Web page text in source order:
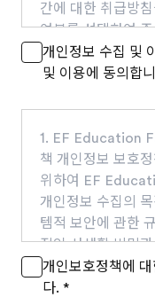
간에 대한 취급방
여부를 선택하여 주시기
-------------- 1. 수집하
목 : 성명, 이메일
어학연수 계획, 정
: IP Address, 서비스 이
-------------- 2. 개인
이름 : 서비스 이용
- 이메일 주소, 휴대
고지사항 전달, 본
소통 경로의 확보,
이벤트 정보 등 최
품배송 시 정확한
개인정보 수집 및
및 이용에 동의합
1. EF Education
책 개인정보 보호정책은 고객의 개인정보 보호를
위하여 EF
개인정보 수집의
템적 보안에 관한
적인 사생활 비밀
고 불법적인 도청,
발생하지 않도록
개인보호정책에
다. *